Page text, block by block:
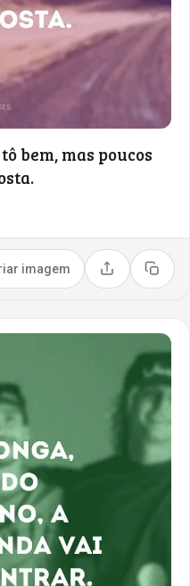
bem, mas poucos
imagem Compartilhar
Copiar